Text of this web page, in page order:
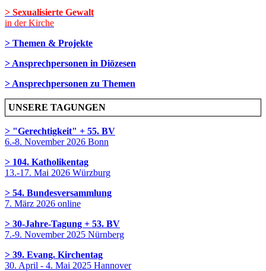
> Sexualisierte Gewalt
in der Kirche
> Themen & Projekte
> Ansprechpersonen in Diözesen
> Ansprechpersonen zu Themen
UNSERE TAGUNGEN
> "Gerechtigkeit" + 55. BV
6.-8. November 2026 Bonn
> 104. Katholikentag
13.-17. Mai 2026 Würzburg
> 54. Bundesversammlung
7. März 2026 online
> 30-Jahre-Tagung + 53. BV
7.-9. November 2025 Nürnberg
> 39. Evang. Kirchentag
30. April - 4. Mai 2025 Hannover